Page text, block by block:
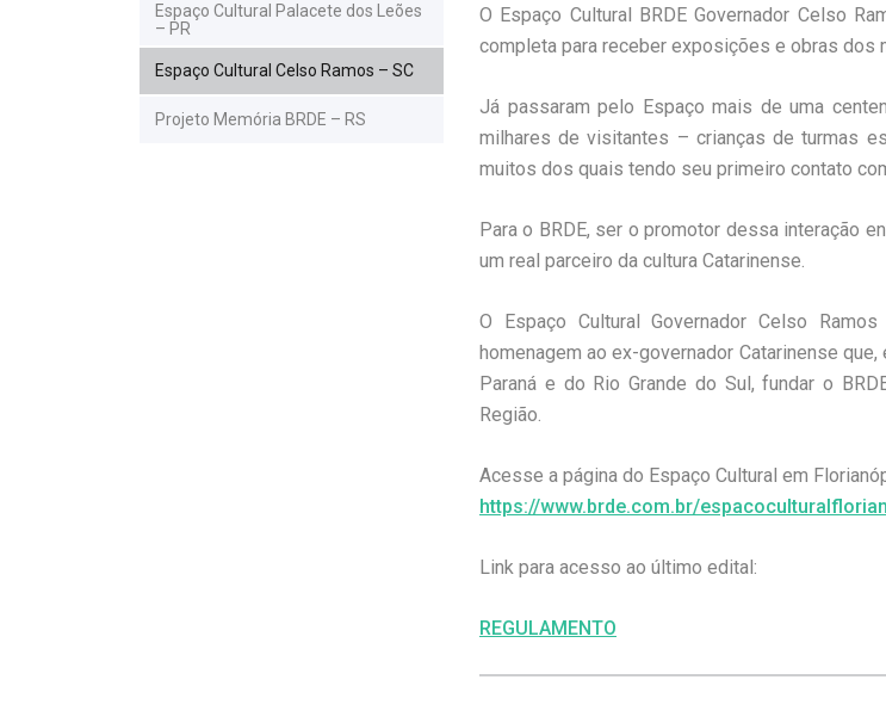
Espaço Cultural Palacete dos Leões
– PR
Espaço Cultural Celso Ramos – SC
Projeto Memória BRDE – RS
O Espaço Cultural BRDE Governador Celso
completa para receber exposições e obras dos
Já passaram pelo Espaço mais de uma
milhares de visitantes – crianças de turmas
muitos dos quais tendo seu primeiro contato
Para o BRDE, ser o promotor dessa interação
um real parceiro da cultura Catarinense.
O Espaço Cultural Governador Celso
homenagem ao ex-governador Catarinense
Paraná e do Rio Grande do Sul, fundar o
Região.
Acesse a página do Espaço Cultural em
https://www.brde.com.br/
Link para acesso ao último edital:
REGULAMENTO